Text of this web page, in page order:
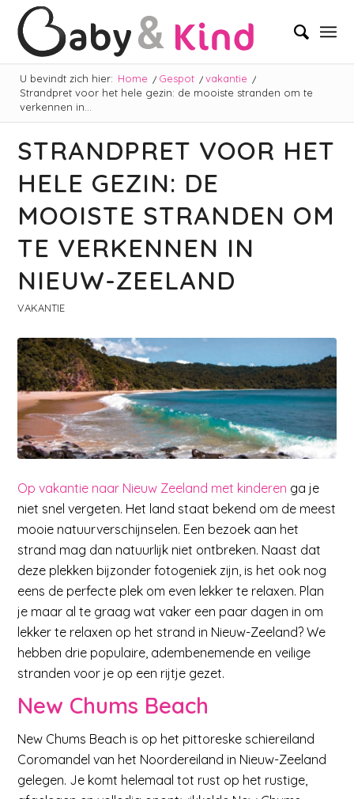
U bevindt zich hier: Home / Gespot / vakantie /
Strandpret voor het hele gezin: de mooiste stranden om te
verkennen in...
STRANDPRET VOOR HET
HELE GEZIN: DE
MOOISTE STRANDEN OM
TE VERKENNEN IN
NIEUW-ZEELAND
VAKANTIE
Op vakantie naar Nieuw Zeeland met kinderen ga je
niet snel vergeten. Het land staat bekend om de meest
mooie natuurverschijnselen. Een bezoek aan het
strand mag dan natuurlijk niet ontbreken. Naast dat
deze plekken bijzonder fotogeniek zijn, is het ook nog
eens de perfecte plek om even lekker te relaxen. Plan
je maar al te graag wat vaker een paar dagen in om
lekker te relaxen op het strand in Nieuw-Zeeland? We
hebben drie populaire, adembenemende en veilige
stranden voor je op een rijtje gezet.
New Chums Beach
New Chums Beach is op het pittoreske schiereiland
Coromandel van het Noordereiland in Nieuw-Zeeland
gelegen. Je komt helemaal tot rust op het rustige,